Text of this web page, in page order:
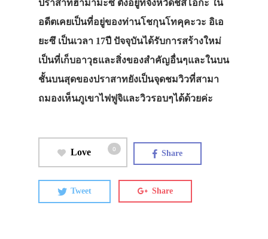
ปราสาทฮามามะซึ ตั้งอยู่ที่จังหวัดชิสึโอกะ ใน
อดีตเคยเป็นที่อยู่ของท่านโชกุนโทคุคะวะ อิเอ
ยะซึ เป็นเวลา 17ปี ปัจจุบันได้รับการสร้างใหม่
เป็นที่เก็บอาวุธและสิ่งของสำคัญอื่นๆและในบน
ชั้นบนสุดของปราสาทยังเป็นจุดชมวิวที่สามา
ถมองเห็นภูเขาไฟฟูจิและวิวรอบๆได้ด้วยค่ะ
Love 0 Share
Tweet Share